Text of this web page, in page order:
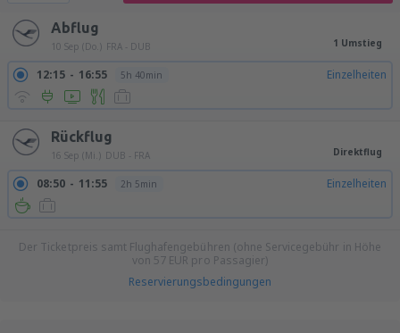
Abflug
10 Sep (Do.) FRA - DUB 1 Umstieg
12:15 16:55 5h 40min Einzelheiten
Rückflug
16 Sep (Mi.) DUB - FRA Direktflug
08:50 11:55 2h 5min Einzelheiten
Der Ticketpreis samt Flughafengebühren (ohne Servicegebühr in Höhe
von 57 EUR pro Passagier)
Reservierungsbedingungen